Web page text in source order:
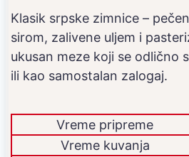
Klasik srpske zimnice –
sirom, zalivene uljem i
ukusan meze koji se odlično
ili kao samostalan zalogaj.
Vreme pripreme
Vreme kuvanja